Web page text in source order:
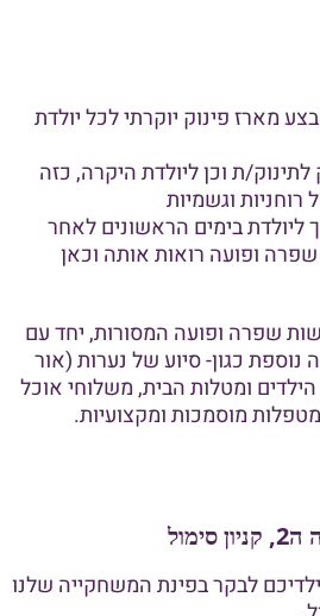
מארז פינוק יוקרתי לכל יולדת
ת וכן ליולדת היקרה, כזה
וגשמיות
ליולדת בימים הראשונים לאחר
ופועה רואות אותה וכאן
שפרה ופועה המסורות, יחד עם
נוספת כגון- סיוע של נערות (אור
ומטלות הבית, משלוחי אוכל
מוסמכות ומקצועיות.
לבקר בפינת המשחקייה שלנו